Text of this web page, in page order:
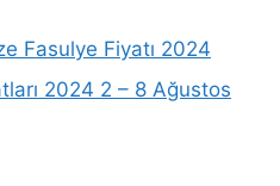
Fasulye Fiyatı 2024
2024 2 – 8 Ağustos